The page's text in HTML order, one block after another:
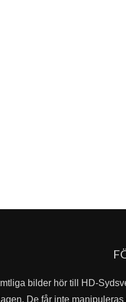
bilder hör till HD-
De får inte